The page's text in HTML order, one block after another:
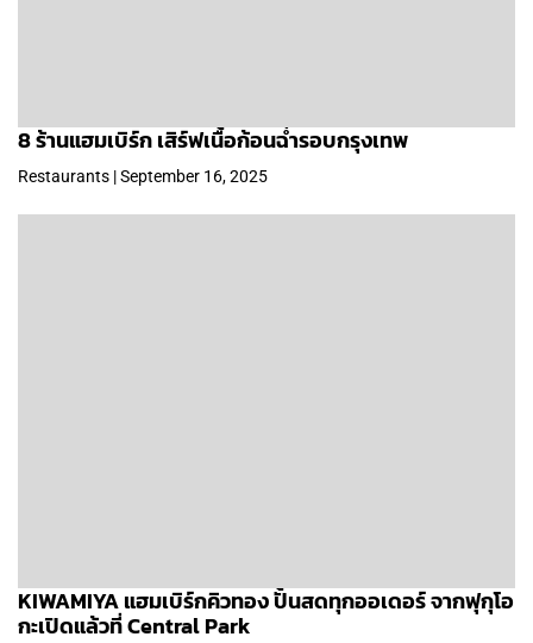
8 ร้านแฮมเบิร์ก เสิร์ฟเนื้อก้อนฉ่ำรอบกรุงเทพ
Restaurants | September 16, 2025
KIWAMIYA แฮมเบิร์กคิวทอง ปั้นสดทุกออเดอร์ จากฟุกุโอ
กะเปิดแล้วที่ Central Park